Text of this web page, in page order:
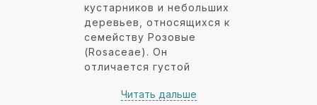
кустарников и небольших
деревьев, относящихся к
семейству Розовые
(Rosaceae). Он
отличается густой
растению объем и
Читать дальше